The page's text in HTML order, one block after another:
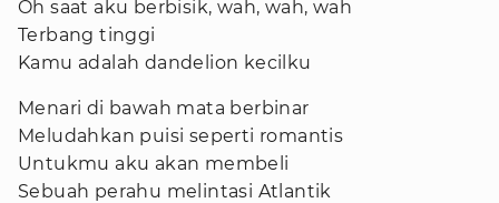
Oh saat aku berbisik, wah, wah, wah
Terbang tinggi
Kamu adalah dandelion kecilku
Menari di bawah mata berbinar
Meludahkan puisi seperti romantis
Untukmu aku akan membeli
Sebuah perahu melintasi Atlantik